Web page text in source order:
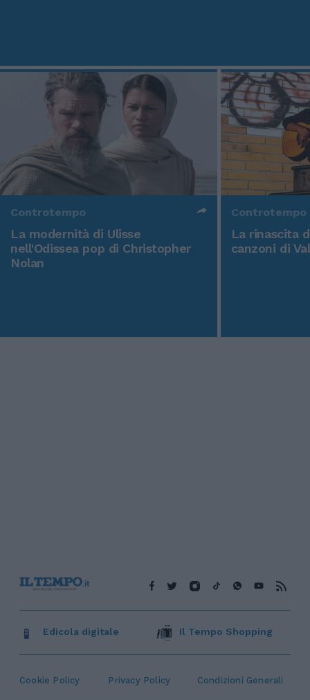
Controtempo
La modernità di Ulisse
nell'Odissea pop di Christopher
Nolan
Controtempo
La rinascita
canzoni di
Cookie Policy Privacy Policy Condizioni Generali
Edicola digitale Il Tempo Shopping